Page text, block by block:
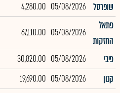
שופרסל 05/08/2026
4,280.00
פתאל
החזקות
05/08/2026
67,110.00
פיבי 05/08/2026
30,820.00
קנון
05/08/2026
19,690.00